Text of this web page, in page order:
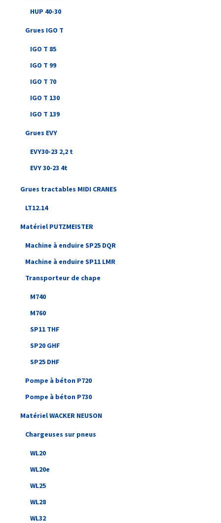
HUP 40-30
Grues IGO T
IGO T 85
IGO T 99
IGO T 70
IGO T 130
IGO T 139
Grues EVY
EVY30-23 2,2 t
EVY 30-23 4t
Grues tractables MIDI CRANES
LT12.14
Matériel PUTZMEISTER
Machine à enduire SP25 DQR
Machine à enduire SP11 LMR
Transporteur de chape
M740
M760
SP11 THF
SP20 GHF
SP25 DHF
Pompe à béton P720
Pompe à béton P730
Matériel WACKER NEUSON
Chargeuses sur pneus
WL20
WL20e
WL25
WL28
WL32